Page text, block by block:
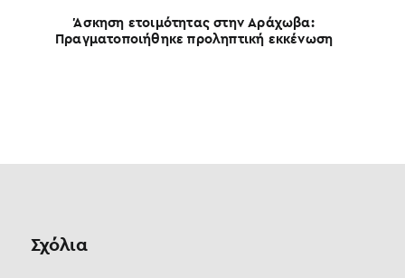
Άσκηση ετοιμότητας στην Αράχωβα:
Πραγματοποιήθηκε προληπτική εκκένωση
Σχόλια